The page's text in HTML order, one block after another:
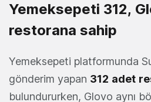
Yemeksepeti 312,
restorana sahip
Yemeksepeti platformunda
gönderim yapan 312 adet
bulundururken, Glovo aynı